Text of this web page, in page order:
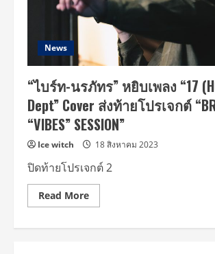
News
“ไบร์ท-นรภัทร” หยิบเพลง “17
Dept” Cover ส่งท้ายโปรเจกต์
“VIBES” SESSION”
Ice witch 18 สิงหาคม 2023
ปิดท้ายโปรเจกต์ 2
Read MoreRead
more